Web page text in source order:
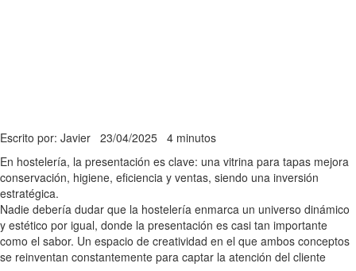
Escrito por: Javier 23/04/2025 4 minutos
En hostelería, la presentación es clave: una vitrina para tapas mejora
conservación, higiene, eficiencia y ventas, siendo una inversión
estratégica.
Nadie debería dudar que la hostelería enmarca un universo dinámico
y estético por igual, donde la presentación es casi tan importante
como el sabor. Un espacio de creatividad en el que ambos conceptos
se reinventan constantemente para captar la atención del cliente